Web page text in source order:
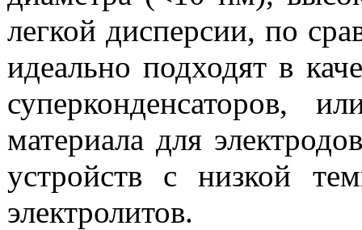
легкой дисперсии, по
идеально подходят в
суперконденсаторов,
материала для
устройств с низкой
электролитов.